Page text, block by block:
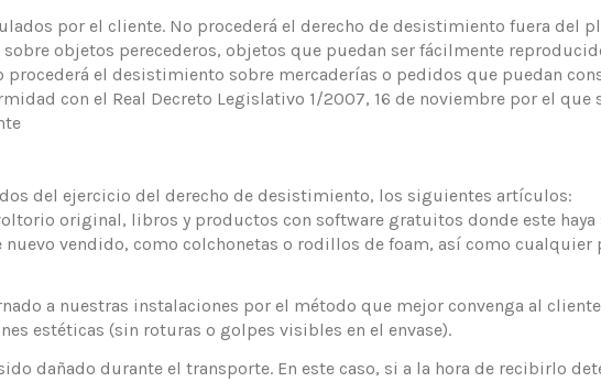
por el cliente. No procederá el derecho de desistimiento fuera del
objetos perecederos, objetos que puedan ser fácilmente
el desistimiento sobre mercaderías o pedidos que puedan
con el Real Decreto Legislativo 1/2007, 16 de noviembre por el que
del ejercicio del derecho de desistimiento, los siguientes artículos:
original, libros y productos con software gratuitos donde este
vendido, como colchonetas o rodillos de foam, así como
a nuestras instalaciones por el método que mejor convenga al
estéticas (sin roturas o golpes visibles en el envase).
dañado durante el transporte. En este caso, si a la hora de recibirlo